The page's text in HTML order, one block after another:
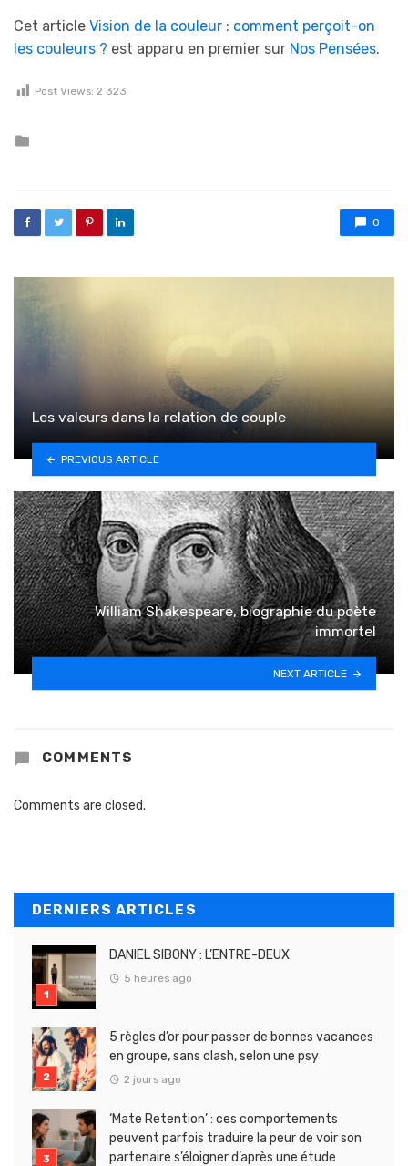
Cet article Vision de la couleur : comment perçoit-on
les couleurs ? est apparu en premier sur Nos Pensées.
Post Views: 2 323
0
Les valeurs dans la relation de couple
PREVIOUS ARTICLE
William Shakespeare, biographie du poète
immortel
NEXT ARTICLE
COMMENTS
Comments are closed.
DERNIERS ARTICLES
DANIEL SIBONY : L’ENTRE-DEUX
5 heures ago
5 règles d’or pour passer de bonnes vacances
en groupe, sans clash, selon une psy
2 jours ago
‘Mate Retention’ : ces comportements
peuvent parfois traduire la peur de voir son
partenaire s’éloigner d’après une étude